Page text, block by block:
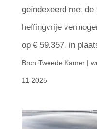
geïndexeerd met
heffingvrije
op € 59.357, in
Bron:Tweede Kamer |
11-2025